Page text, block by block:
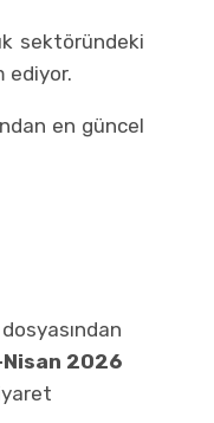
sektöründeki
ediyor.
en güncel
Nisan 2026